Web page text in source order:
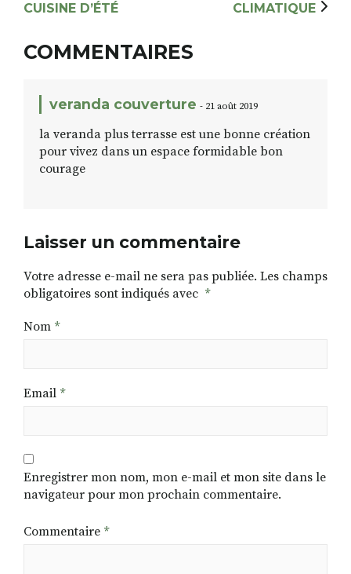
CUISINE D’ÉTÉ
CLIMATIQUE
COMMENTAIRES
veranda couverture - 21 août 2019
la veranda plus terrasse est une bonne création
pour vivez dans un espace formidable bon
courage
Laisser un commentaire
Votre adresse e-mail ne sera pas publiée. Les champs
obligatoires sont indiqués avec *
Nom *
Email *
Enregistrer mon nom, mon e-mail et mon site dans le
navigateur pour mon prochain commentaire.
Commentaire *